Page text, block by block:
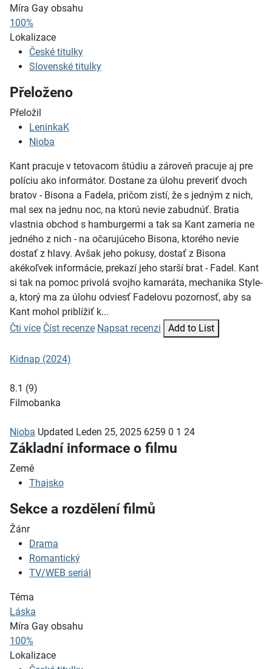
Míra Gay obsahu
100%
Lokalizace
České titulky
Slovenské titulky
Přeloženo
Přeložil
LeninkaK
Nioba
Kant pracuje v tetovacom štúdiu a zároveň pracuje aj pre
políciu ako informátor. Dostane za úlohu preveriť dvoch
bratov - Bisona a Fadela, pričom zistí, že s jedným z nich,
mal sex na jednu noc, na ktorú nevie zabudnúť. Bratia
vlastnia obchod s hamburgermi a tak sa Kant zameria ne
jedného z nich - na očarujúceho Bisona, ktorého nevie
dostať z hlavy. Avšak jeho pokusy, dostať z Bisona
akékoľvek informácie, prekazí jeho starší brat - Fadel. Kant
si tak na pomoc privolá svojho kamaráta, mechanika Style-
a, ktorý ma za úlohu odviesť Fadelovu pozornosť, aby sa
Kant mohol priblížiť k...
Čti více Číst recenze Napsat recenzi Add to List
Kidnap (2024)
8.1 (9)
Filmobanka
Nioba Updated Leden 25, 2025 6259 0 1 24
Základní informace o filmu
Země
Thajsko
Sekce a rozdělení filmů
Žánr
Drama
Romantický
TV/WEB seriál
Téma
Láska
Míra Gay obsahu
100%
Lokalizace